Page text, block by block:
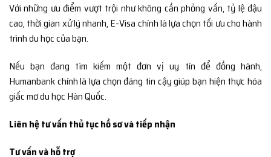
Với những ưu điểm vượt trội như không cần phỏng vấn, tỷ lệ đậu
cao, thời gian xử lý nhanh, E-Visa chính là lựa chọn tối ưu cho hành
trình du học của bạn.
Nếu bạn đang tìm kiếm một đơn vị uy tín để đồng hành,
Humanbank chính là lựa chọn đáng tin cậy giúp bạn hiện thực hóa
giấc mơ du học Hàn Quốc.
Liên hệ tư vấn thủ tục hồ sơ và tiếp nhận
Tư vấn và hỗ trợ